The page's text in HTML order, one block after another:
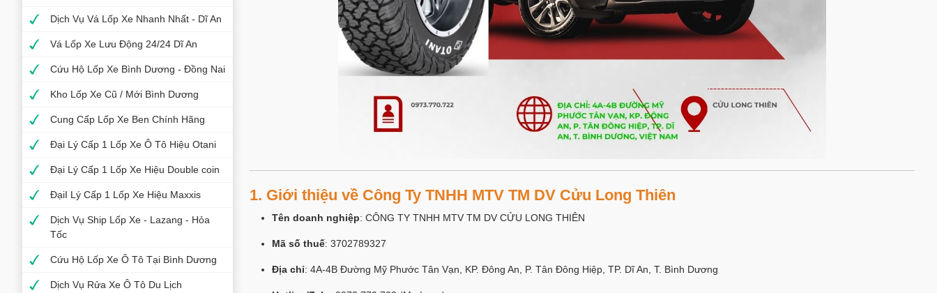
Dịch Vụ Vá Lốp Xe Nhanh Nhất - Dĩ An
Vá Lốp Xe Lưu Động 24/24 Dĩ An
Cứu Hộ Lốp Xe Bình Dương - Đồng Nai
Kho Lốp Xe Cũ / Mới Bình Dương
Cung Cấp Lốp Xe Ben Chính Hãng
Đại Lý Cấp 1 Lốp Xe Ô Tô Hiệu Otani
Đại Lý Cấp 1 Lốp Xe Hiệu Double coin
ĐạiI Lý Cấp 1 Lốp Xe Hiệu Maxxis
Dịch Vụ Ship Lốp Xe - Lazang - Hỏa
Tốc
Cứu Hộ Lốp Xe Ô Tô Tại Bình Dương
Dịch Vụ Rửa Xe Ô Tô Du Lịch
1. Giới thiệu về Công Ty TNHH MTV TM DV Cửu Long Thiên
Tên doanh nghiệp: CÔNG TY TNHH MTV TM DV CỬU LONG THIÊN
Mã số thuế: 3702789327
Địa chỉ: 4A-4B Đường Mỹ Phước Tân Vạn, KP. Đông An, P. Tân Đông Hiệp, TP. Dĩ An, T. Bình Dương